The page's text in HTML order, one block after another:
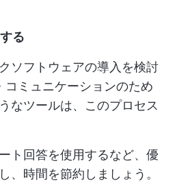
る
ソフトウェアの導入を検討
コミュニケーションのため
なツールは、このプロセス
ト回答を使用するなど、優
、時間を節約しましょう。